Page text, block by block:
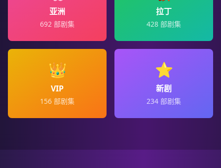
亚洲
692 部剧集
拉丁
428 部剧集
👑
VIP
156 部剧集
⭐
新剧
234 部剧集